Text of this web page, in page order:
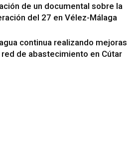
de un documental sobre la
del 27 en Vélez-Málaga
continua realizando mejoras
red de abastecimiento en Cútar